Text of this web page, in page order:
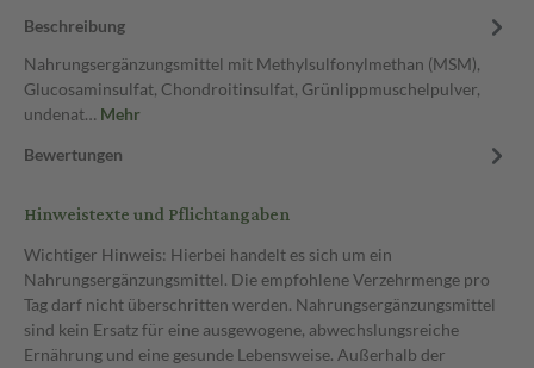
Beschreibung
Nahrungsergänzungsmittel mit Methylsulfonylmethan (MSM),
Glucosaminsulfat, Chondroitinsulfat, Grünlippmuschelpulver,
undenat… Mehr
Bewertungen
Hinweistexte und Pflichtangaben
Wichtiger Hinweis: Hierbei handelt es sich um ein
Nahrungsergänzungsmittel. Die empfohlene Verzehrmenge pro
Tag darf nicht überschritten werden. Nahrungsergänzungsmittel
sind kein Ersatz für eine ausgewogene, abwechslungsreiche
Ernährung und eine gesunde Lebensweise. Außerhalb der